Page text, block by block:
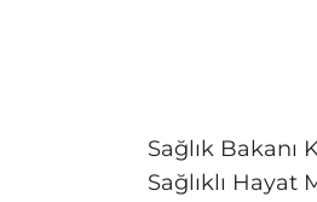
Sağlık Bakanı
Sağlıklı Hayat